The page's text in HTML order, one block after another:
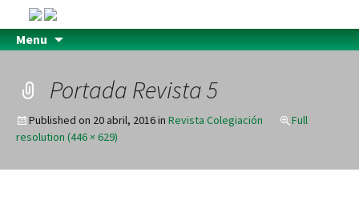
Menu
Portada Revista 5
Published on 20 abril, 2016in Revista Colegiación
Full
resolution (446 × 629)